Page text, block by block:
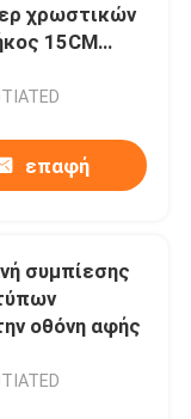
χρωστικών
15CM
επαφή
συμπίεσης
οθόνη αφής